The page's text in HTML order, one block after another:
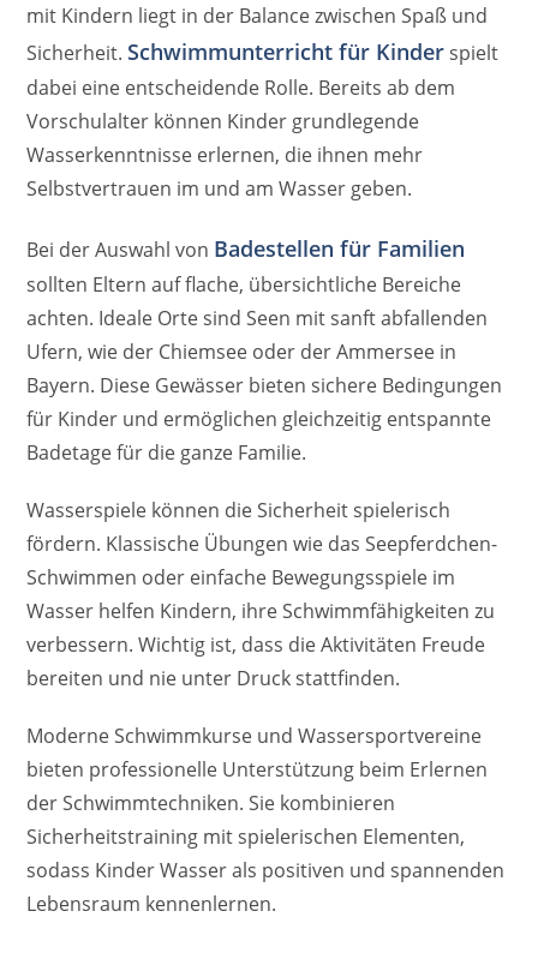
mit Kindern liegt in der Balance zwischen Spaß und
Sicherheit.Schwimmunterricht für Kinderspielt
dabei eine entscheidende Rolle. Bereits ab dem
Vorschulalter können Kinder grundlegende
Wasserkenntnisse erlernen, die ihnen mehr
Selbstvertrauen im und am Wasser geben.
Bei der Auswahl von Badestellen für Familien
sollten Eltern auf flache, übersichtliche Bereiche
achten. Ideale Orte sind Seen mit sanft abfallenden
Ufern, wie der Chiemsee oder der Ammersee in
Bayern. Diese Gewässer bieten sichere Bedingungen
für Kinder und ermöglichen gleichzeitig entspannte
Badetage für die ganze Familie.
Wasserspiele können die Sicherheit spielerisch
fördern. Klassische Übungen wie das Seepferdchen-
Schwimmen oder einfache Bewegungsspiele im
Wasser helfen Kindern, ihre Schwimmfähigkeiten zu
verbessern. Wichtig ist, dass die Aktivitäten Freude
bereiten und nie unter Druck stattfinden.
Moderne Schwimmkurse und Wassersportvereine
bieten professionelle Unterstützung beim Erlernen
der Schwimmtechniken. Sie kombinieren
Sicherheitstraining mit spielerischen Elementen,
sodass Kinder Wasser als positiven und spannenden
Lebensraum kennenlernen.